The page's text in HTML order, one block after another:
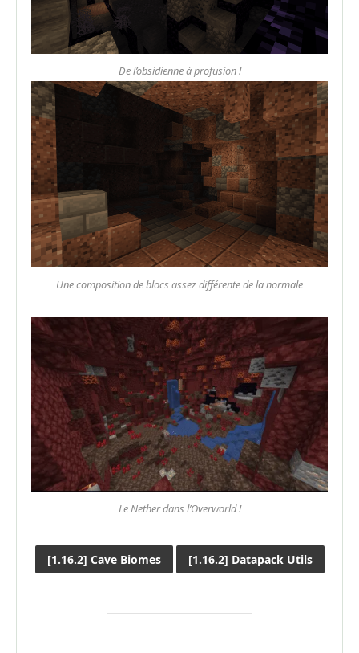
De l’obsidienne à profusion !
Une composition de blocs assez différente de la normale
Le Nether dans l’Overworld !
[1.16.2] Cave Biomes [1.16.2] Datapack Utils